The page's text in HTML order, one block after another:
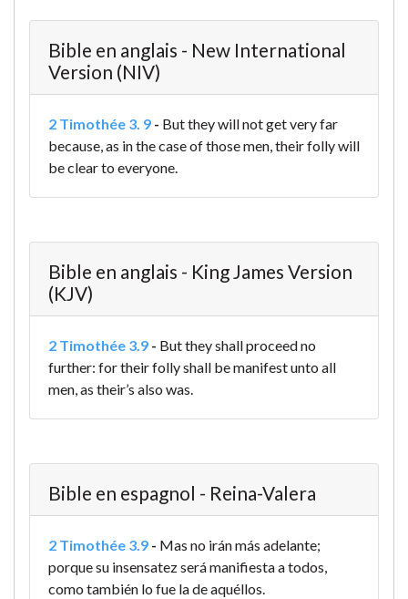
Bible en anglais - New International
Version (NIV)
2 Timothée 3. 9 - But they will not get very far
because, as in the case of those men, their folly will
be clear to everyone.
Bible en anglais - King James Version
(KJV)
2 Timothée 3.9 - But they shall proceed no
further: for their folly shall be manifest unto all
men, as their’s also was.
Bible en espagnol - Reina-Valera
2 Timothée 3.9 - Mas no irán más adelante;
porque su insensatez será manifiesta a todos,
como también lo fue la de aquéllos.